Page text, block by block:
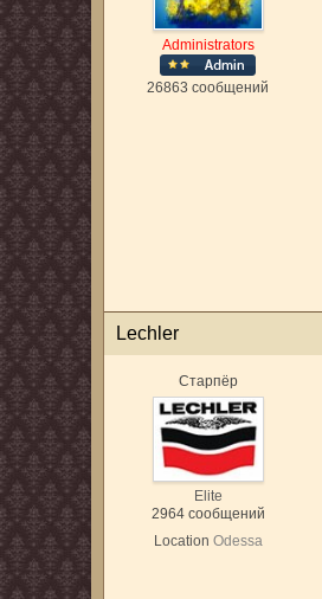
Administrators
26863 сообщений
Lechler
Старпёр
Elite
2964 сообщений
Location Odessa